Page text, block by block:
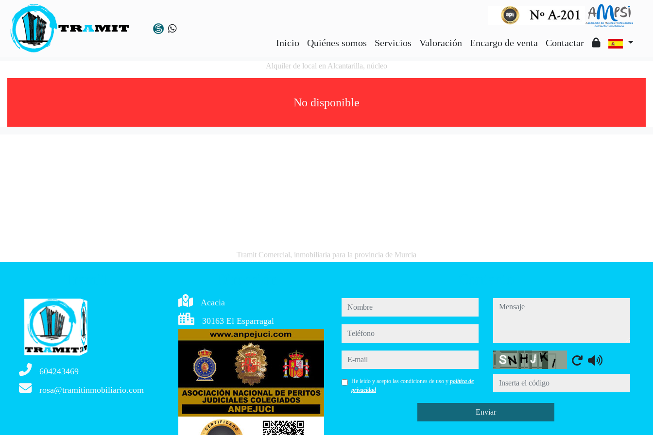
Inicio Quiénes somos Servicios Valoración Encargo de venta Contactar
Alquiler de local en Alcantarilla, núcleo
No disponible
Tramit Comercial, inmobiliaria para la provincia de Murcia
604243469
rosa@tramitinmobiliario.com
Acacia
30163 El Esparragal
nombre
teléfono
e-mail
He leído y acepto las condiciones de uso y política de
privacidad
mensaje
Captcha
Enviar